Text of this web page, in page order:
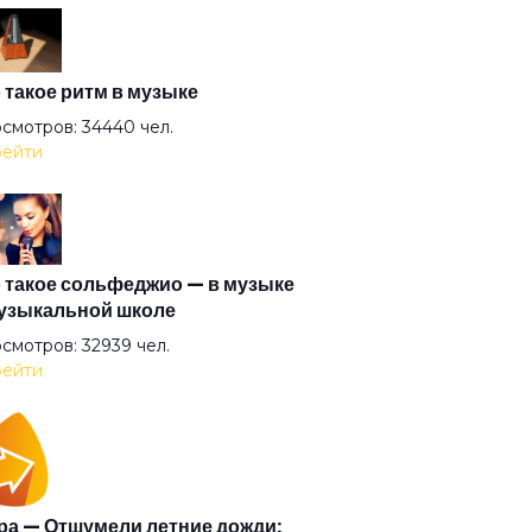
лошадь
металась вьюга
лодка
берега
автомобиля
такое ритм в музыке
34440 чел.
такое сольфеджио — в музыке
школе
32939 чел.
— Отшумели летние дожди: